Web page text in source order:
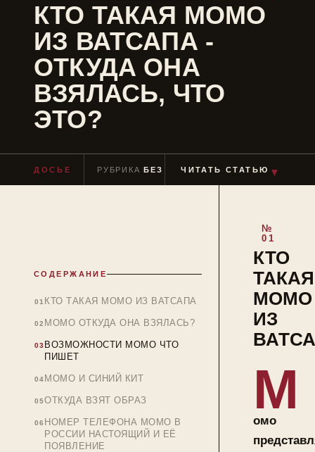
КТО ТАКАЯ МОМО
ИЗ ВАТСАПА -
ОТКУДА ОНА
ВЗЯЛАСЬ, ЧТО
ЭТО?
ДОСЬЕ РУБРИКАБЕЗ РУБРИКИ ЧТЕНИЕ
ЧИТАТЬ СТАТЬЮ ▼
СОДЕРЖАНИЕ
КТО ТАКАЯ МОМО ИЗ ВАТСАПА
МОМО ОТКУДА ОНА ВЗЯЛАСЬ?
ВОЗМОЖНОСТИ MOMO ЧТО
ПИШЕТ
МОМО И СИНИЙ КИТ
ОТКУДА ВЗЯТ ОБРАЗ
НОМЕР ТЕЛЕФОНА МОМО В
РОССИИ НАСТОЯЩИЙ И ЕЁ
ПОЯВЛЕНИЕ
КТО
ТАКАЯ
МОМО
ИЗ
М
омо